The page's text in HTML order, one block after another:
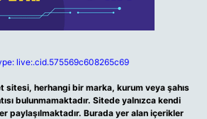
live:.cid.575569c608265c69
sitesi, herhangi bir marka, kurum veya şahıs
bulunmamaktadır. Sitede yalnızca kendi
paylaşılmaktadır. Burada yer alan içerikler